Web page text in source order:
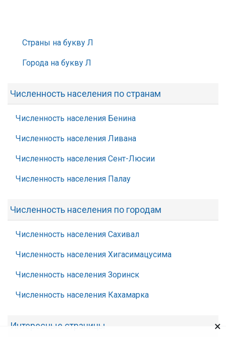
Страны на букву Л
Города на букву Л
Численность населения по странам
Численность населения Бенина
Численность населения Ливана
Численность населения Сент-Люсии
Численность населения Палау
Численность населения по городам
Численность населения Сахивал
Численность населения Хигасимацусима
Численность населения Зоринск
Численность населения Кахамарка
Интересные страницы ×